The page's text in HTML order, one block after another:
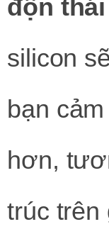
độn
silicon
bạn
hơn,
trúc